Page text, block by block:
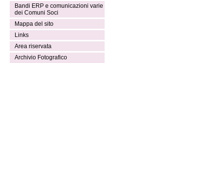
Bandi ERP e comunicazioni varie
dei Comuni Soci
Mappa del sito
Links
Area riservata
Archivio Fotografico